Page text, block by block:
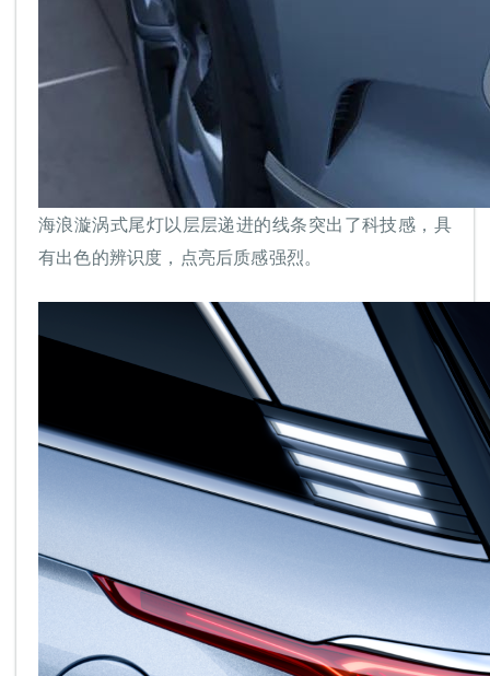
海浪漩涡式尾灯以层层递进的线条突出了科技感，具
有出色的辨识度，点亮后质感强烈。